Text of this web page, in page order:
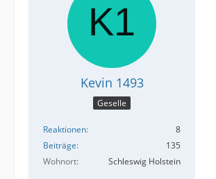
Kevin 1493
Geselle
Reaktionen
8
Beiträge
135
Wohnort
Schleswig Holstein